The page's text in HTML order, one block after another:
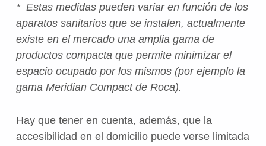
* Estas medidas pueden variar en función de los
aparatos sanitarios que se instalen, actualmente
existe en el mercado una amplia gama de
productos compacta que permite minimizar el
espacio ocupado por los mismos (por ejemplo la
gama Meridian Compact de Roca).
Hay que tener en cuenta, además, que la
accesibilidad en el domicilio puede verse limitada